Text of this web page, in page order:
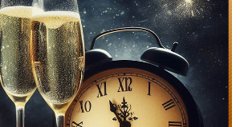
de Feliz Navidad Gaston